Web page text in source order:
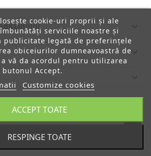

cookie-uri proprii și ale
serviciile noastre și
publicitate legată de preferințele
obiceiurilor dumneavoastră de
vă da acordul pentru utilizarea
Accept.
Customize cookies
RESPINGE TOATE
ACCEPT TOATE
Software By PrestaShop™